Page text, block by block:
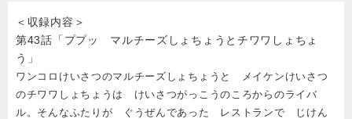
＜収録内容＞
第43話「ププッ マルチーズしょちょうとチワワしょちょ
う」
ワンコロけいさつのマルチーズしょちょうと メイケンけいさつ
のチワワしょちょうは けいさつがっこうのころからのライバ
ル。そんなふたりが ぐうぜんであった レストランで じけん